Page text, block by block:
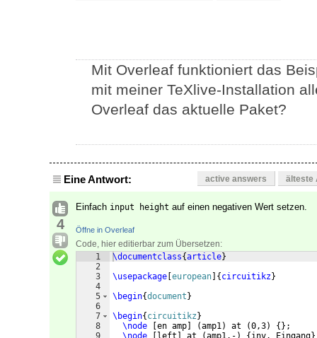
Mit Overleaf funktioniert das
mit meiner TeXlive-Installation
Overleaf das aktuelle Paket?
Eine Antwort: active answers älteste
4
Einfach input height auf einen negativen Wert setzen.
Öffne in Overleaf
Code, hier editierbar zum Übersetzen:
1
2
3
4
5
6
7
8
\documentclass{article}
\usepackage european { circuitikz}
\begin{document }
\begin{ circuitikz }
\node
en amp (amp1) at (0,3) { } ;